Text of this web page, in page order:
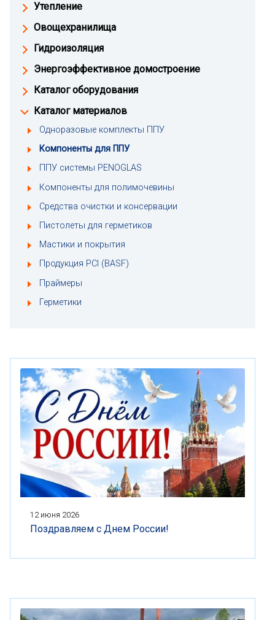
Утепление
Овощехранилища
Гидроизоляция
Энергоэффективное домостроение
Каталог оборудования
Каталог материалов
Одноразовые комплекты ППУ
Компоненты для ППУ
ППУ системы PENOGLAS
Компоненты для полимочевины
Средства очистки и консервации
Пистолеты для герметиков
Мастики и покрытия
Продукция PCI (BASF)
Праймеры
Герметики
12 июня 2026
Поздравляем с Днем России!